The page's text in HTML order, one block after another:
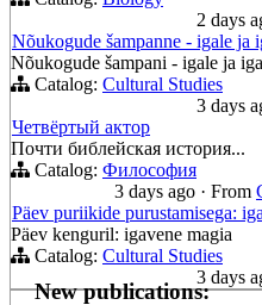
2 days
Nõukogude šampanne - igale ja
Nõukogude šampani - igale ja
Catalog: Cultural Studies
3 days
Четвёртый актор
Почти библейская история...
Catalog: Философия
3 days ago · From
Päev puriikide purustamisega:
Päev kenguril: igavene magia
Catalog: Cultural Studies
3 days
New publications: